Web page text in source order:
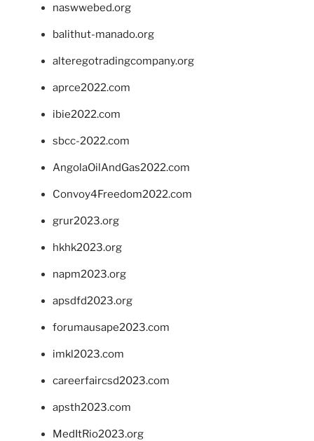
naswwebed.org
balithut-manado.org
alteregotradingcompany.org
aprce2022.com
ibie2022.com
sbcc-2022.com
AngolaOilAndGas2022.com
Convoy4Freedom2022.com
grur2023.org
hkhk2023.org
napm2023.org
apsdfd2023.org
forumausape2023.com
imkl2023.com
careerfaircsd2023.com
apsth2023.com
MedItRio2023.org